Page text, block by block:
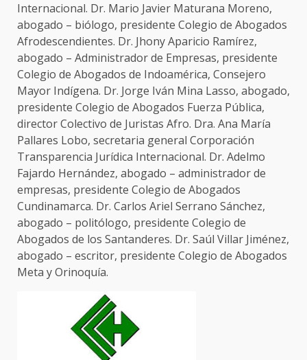
Internacional. Dr. Mario Javier Maturana Moreno,
abogado – biólogo, presidente Colegio de Abogados
Afrodescendientes. Dr. Jhony Aparicio Ramírez,
abogado – Administrador de Empresas, presidente
Colegio de Abogados de Indoamérica, Consejero
Mayor Indígena. Dr. Jorge Iván Mina Lasso, abogado,
presidente Colegio de Abogados Fuerza Pública,
director Colectivo de Juristas Afro. Dra. Ana María
Pallares Lobo, secretaria general Corporación
Transparencia Jurídica Internacional. Dr. Adelmo
Fajardo Hernández, abogado – administrador de
empresas, presidente Colegio de Abogados
Cundinamarca. Dr. Carlos Ariel Serrano Sánchez,
abogado – politólogo, presidente Colegio de
Abogados de los Santanderes. Dr. Saúl Villar Jiménez,
abogado – escritor, presidente Colegio de Abogados
Meta y Orinoquía.